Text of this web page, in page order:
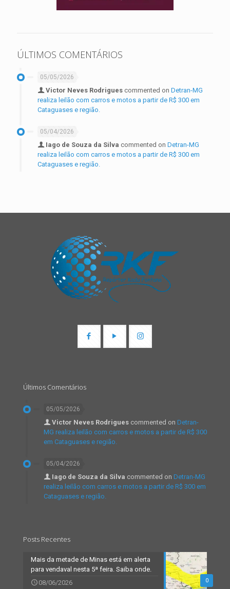
ÚLTIMOS COMENTÁRIOS
05/05/2026
Victor Neves Rodrigues commented on Detran-MG
realiza leilão com carros e motos a partir de R$ 300 em
Cataguases e região.
05/04/2026
Iago de Souza da Silva commented on Detran-MG
realiza leilão com carros e motos a partir de R$ 300 em
Cataguases e região.
Últimos Comentários
05/05/2026
Victor Neves Rodrigues commented on Detran-
MG realiza leilão com carros e motos a partir de R$ 300
em Cataguases e região.
05/04/2026
Iago de Souza da Silva commented on Detran-MG
realiza leilão com carros e motos a partir de R$ 300 em
Cataguases e região.
Posts Recentes
0
Mais da metade de Minas está em alerta
para vendaval nesta 5ª feira. Saiba onde.
08/06/2026